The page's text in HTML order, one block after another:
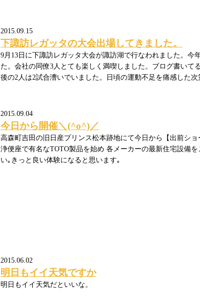
2015.09.15
下諏訪レガッタの大会出場してきました。
9月13日に下諏訪レガッタ大会が諏訪湖で行なわれました。今
た。会社の同僚3人とても楽しく満喫しました。ブログ書いて
後の2人は2試合漕いでいました。日頃の運動不足を痛感し
2015.09.04
今日から開催＼(^o^)／
高森町吉田の旧日産プリンス松本跡地にて今日から【出前シ
浄便座で有名なTOTO製品を始め 各メーカーの最新住宅設備
い｡きっと良い体験になると思います｡
2015.06.02
明日もイイ天気ですか
明日もイイ天気だといいな。